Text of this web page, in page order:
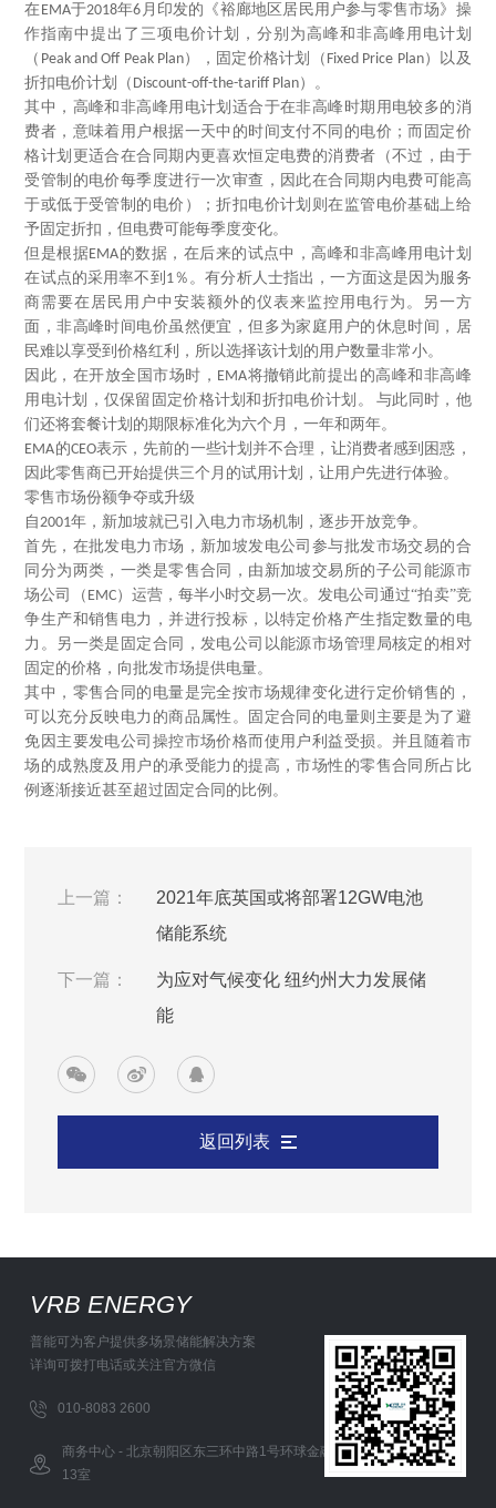
在EMA于2018年6 月印发的《裕廊地区居民用户参与零售市场》操
作指南中提出了三项电价计划，分别为高峰和非高峰用电计划
（ Peak and Off Peak Plan），固定价格计划（ Fixed Price Plan）以及
折扣电价计划（ Discount-off-the-tariff Plan）。
其中，高峰和非高峰用电计划适合于在非高峰时期用电较多的消
费者，意味着用户根据一天中的时间支付不同的电价；而固定价
格计划更适合在合同期内更喜欢恒定电费的消费者（不过，由于
受管制的电价每季度进行一次审查，因此在合同期内电费可能高
于或低于受管制的电价）；折扣电价计划则在监管电价基础上给
予固定折扣，但电费可能每季度变化。
但是根据EMA的数据，在后来的试点中，高峰和非高峰用电计划
在试点的采用率不到 1％。有分析人士指出，一方面这是因为服务
商需要在居民用户中安装额外的仪表来监控用电行为。另一方
面，非高峰时间电价虽然便宜，但多为家庭用户的休息时间，居
民难以享受到价格红利，所以选择该计划的用户数量非常小。
因此，在开放全国市场时， EMA将撤销此前提出的高峰和非高峰
用电计划，仅保留固定价格计划和折扣电价计划。
与此同时，他
们还将套餐计划的期限标准化为六个月，一年和两年。
EMA的CEO表示，先前的一些计划并不合理，让消费者感到困惑，
因此零售商已开始提供三个月的试用计划，让用户先进行体验。
零售市场份额争夺或升级
自2001年，新加坡就已引入电力市场机制，逐步开放竞争。
首先，在批发电力市场，新加坡发电公司参与批发市场交易的合
同分为两类，一类是零售合同，由新加坡交易所的子公司能源市
场公司（ EMC）运营，每半小时交易一次。发电公司通过“拍卖”竞
争生产和销售电力，并进行投标，以特定价格产生指定数量的电
力。另一类是固定合同，发电公司以能源市场管理局核定的相对
固定的价格，向批发市场提供电量。
其中，零售合同的电量是完全按市场规律变化进行定价销售的，
可以充分反映电力的商品属性。固定合同的电量则主要是为了避
免因主要发电公司操控市场价格而使用户利益受损。并且随着市
场的成熟度及用户的承受能力的提高，市场性的零售合同所占比
例逐渐接近甚至超过固定合同的比例。
上一篇：
2021年底英国或将部署12GW电池
储能系统
下一篇：
为应对气候变化 纽约州大力发展储
能
返回列表
VRB ENERGY
普能可为客户提供多场景储能解决方案
详询可拨打电话或关注官方微信
010-8083 2600
商务中心 - 北京朝阳区东三环中路1号环球金融中心办公西塔5层12-
13室